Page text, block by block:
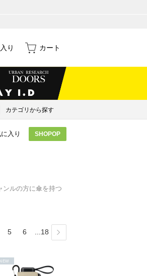
り カート
カテゴリから探す
入り SHOPOP
ンルの方に傘を持つ
5 6 ...18
NEW